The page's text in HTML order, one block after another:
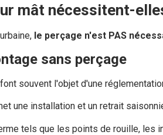
mât nécessitent-
le perçage n'est PAS
sans perçage
souvent l'objet d'une
une installation et un retrait
tels que les points de rouille,